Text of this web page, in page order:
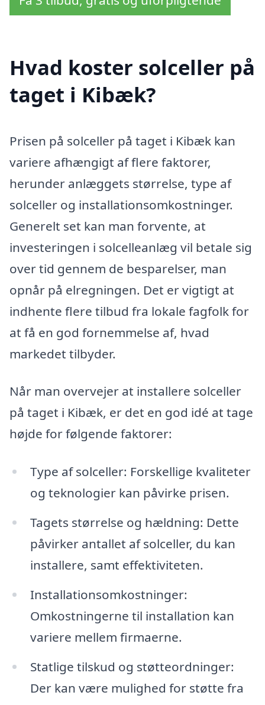
Hvad koster solceller på
taget i Kibæk?
Prisen på solceller på taget i Kibæk kan
variere afhængigt af flere faktorer,
herunder anlæggets størrelse, type af
solceller og installationsomkostninger.
Generelt set kan man forvente, at
investeringen i solcelleanlæg vil betale sig
over tid gennem de besparelser, man
opnår på elregningen. Det er vigtigt at
indhente flere tilbud fra lokale fagfolk for
at få en god fornemmelse af, hvad
markedet tilbyder.
Når man overvejer at installere solceller
på taget i Kibæk, er det en god idé at tage
højde for følgende faktorer:
Type af solceller: Forskellige kvaliteter
og teknologier kan påvirke prisen.
Tagets størrelse og hældning: Dette
påvirker antallet af solceller, du kan
installere, samt effektiviteten.
Installationsomkostninger:
Omkostningerne til installation kan
variere mellem firmaerne.
Statlige tilskud og støtteordninger:
Der kan være mulighed for støtte fra